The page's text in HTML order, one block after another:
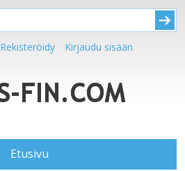
Rekisteröidy Kirjaudu sisään
Etusivu